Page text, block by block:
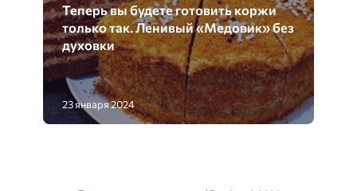
Теперь вы будете готовить коржи
только так. Ленивый «Медовик» без
духовки
23 января 2024